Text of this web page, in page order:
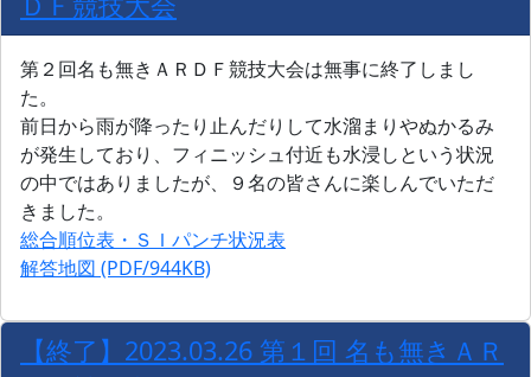
第２回名も無きＡＲＤＦ競技大会は無事に終了しまし
た。
前日から雨が降ったり止んだりして水溜まりやぬかるみ
が発生しており、フィニッシュ付近も水浸しという状況
の中ではありましたが、９名の皆さんに楽しんでいただ
きました。
総合順位表・ＳＩパンチ状況表
解答地図 (PDF/944KB)
【終了】2023.03.26 第１回 名も無きＡＲ